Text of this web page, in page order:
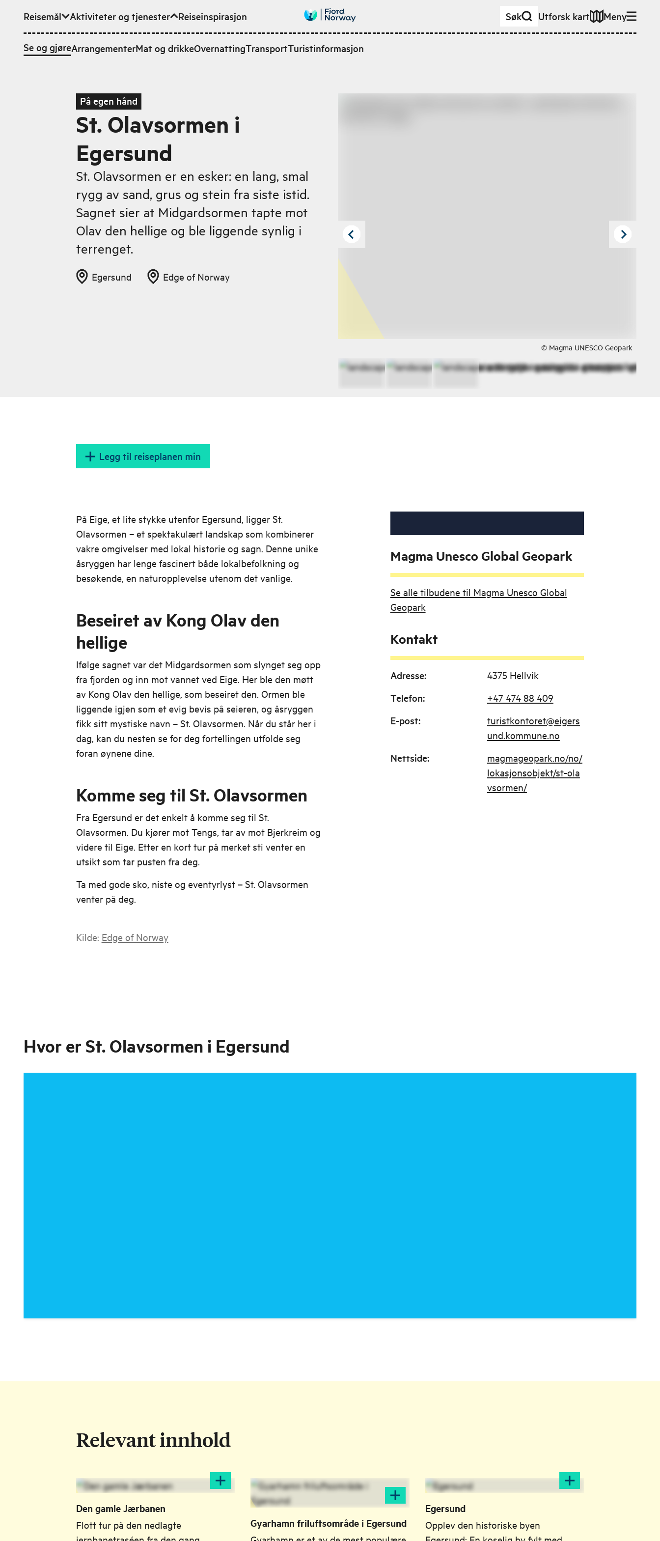
Hopp til hovedinnhold
Reisemål Aktiviteter og tjenester
Se og gjøreArrangementerMat og drikkeOvernattingTransportTuristinformasjon
Reiseinspirasjon Søk Utforsk kart Meny
På egen hånd
St. Olavsormen i
Egersund
St. Olavsormen er en esker: en lang, smal
rygg av sand, grus og stein fra siste istid.
Sagnet sier at Midgardsormen tapte mot
Olav den hellige og ble liggende synlig i
terrenget.
Egersund Edge of Norway
© Magma UNESCO Geopark
Legg til reiseplanen min
På Eige, et lite stykke utenfor Egersund, ligger St.
Olavsormen – et spektakulært landskap som kombinerer
vakre omgivelser med lokal historie og sagn. Denne unike
åsryggen har lenge fascinert både lokalbefolkning og
besøkende, en naturopplevelse utenom det vanlige.
Beseiret av Kong Olav den
hellige
Ifølge sagnet var det Midgardsormen som slynget seg opp
fra fjorden og inn mot vannet ved Eige. Her ble den møtt
av Kong Olav den hellige, som beseiret den. Ormen ble
liggende igjen som et evig bevis på seieren, og åsryggen
fikk sitt mystiske navn – St. Olavsormen. Når du står her i
dag, kan du nesten se for deg fortellingen utfolde seg
foran øynene dine.
Komme seg til St. Olavsormen
Fra Egersund er det enkelt å komme seg til St.
Olavsormen. Du kjører mot Tengs, tar av mot Bjerkreim og
videre til Eige. Etter en kort tur på merket sti venter en
utsikt som tar pusten fra deg.
Ta med gode sko, niste og eventyrlyst – St. Olavsormen
venter på deg.
Kilde: Edge of Norway
Magma Unesco Global Geopark
Se alle tilbudene til Magma Unesco Global
Geopark
Kontakt
Adresse: 4375 Hellvik
Telefon: +47 474 88 409
E-post:
turistkontoret@eigers
und.kommune.no
Nettside:
magmageopark.no/no/
lokasjonsobjekt/st-ola
vsormen/
Hvor er St. Olavsormen i Egersund
Relevant innhold
Den gamle Jærbanen
Flott tur på den nedlagte
Gyarhamn friluftsområde i Egersund
Egersund
Opplev den historiske byen